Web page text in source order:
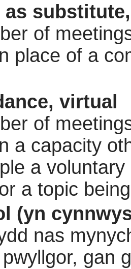
as
of
place of a
virtual
of
a capacity
a
a topic
(yn
nas
pwyllgor, gan